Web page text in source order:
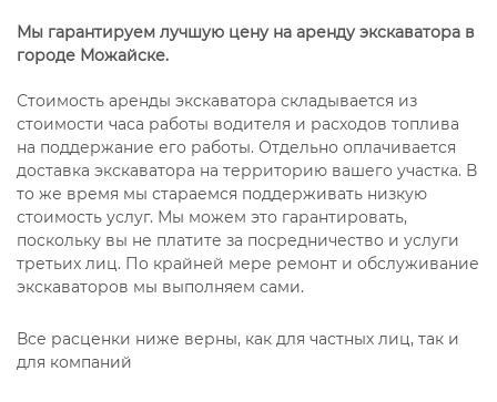
Мы гарантируем лучшую цену на аренду экскаватора в
городе Можайске.
Стоимость аренды экскаватора складывается из
стоимости часа работы водителя и расходов топлива
на поддержание его работы. Отдельно оплачивается
доставка экскаватора на территорию вашего участка. В
то же время мы стараемся поддерживать низкую
стоимость услуг. Мы можем это гарантировать,
поскольку вы не платите за посредничество и услуги
третьих лиц. По крайней мере ремонт и обслуживание
экскаваторов мы выполняем сами.
Все расценки ниже верны, как для частных лиц, так и
для компаний